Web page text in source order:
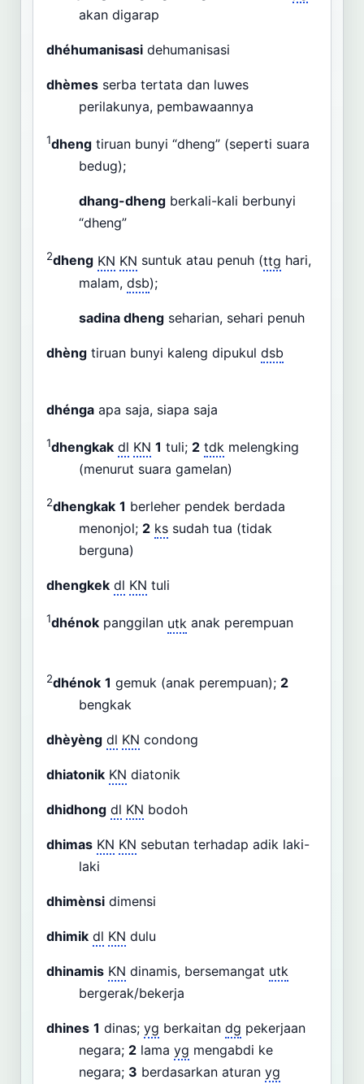
akan digarap
dhéhumanisasi dehumanisasi
dhèmes serba tertata dan luwes
perilakunya, pembawaannya
1dheng tiruan bunyi “dheng” (seperti suara
bedug);
dhang-dheng berkali-kali berbunyi
“dheng”
2dheng KN KN suntuk atau penuh (ttg hari,
malam, dsb);
sadina dheng seharian, sehari penuh
dhèng tiruan bunyi kaleng dipukul dsb
dhénga apa saja, siapa saja
1dhengkak dl KN 1 tuli; 2 tdk melengking
(menurut suara gamelan)
2dhengkak 1 berleher pendek berdada
menonjol; 2 ks sudah tua (tidak
berguna)
dhengkek dl KN tuli
1dhénok panggilan utk anak perempuan
2dhénok 1 gemuk (anak perempuan); 2
bengkak
dhèyèng dl KN condong
dhiatonik KN diatonik
dhidhong dl KN bodoh
dhimas KN KN sebutan terhadap adik laki-
laki
dhimènsi dimensi
dhimik dl KN dulu
dhinamis KN dinamis, bersemangat utk
bergerak/bekerja
dhines 1 dinas; yg berkaitan dg pekerjaan
negara; 2 lama yg mengabdi ke
negara; 3 berdasarkan aturan yg